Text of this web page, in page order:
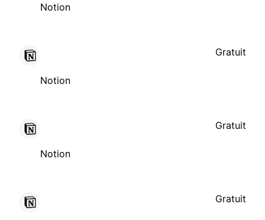
Notion
Notion
Gratuit
Notion
Gratuit
Gratuit